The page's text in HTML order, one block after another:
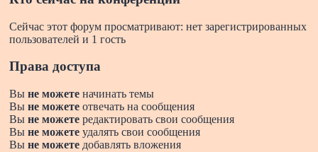
Сейчас этот форум просматривают: нет зарегистрированных
пользователей и 1 гость
Права доступа
Вы не можете начинать темы
Вы не можете отвечать на сообщения
Вы не можете редактировать свои сообщения
Вы не можете удалять свои сообщения
Вы не можете добавлять вложения